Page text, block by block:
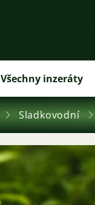
Všechny inzeráty
Sladkovodní